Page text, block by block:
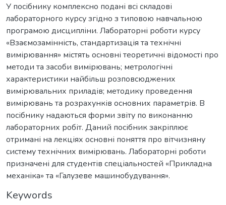
У посібнику комплексно подані всі складові
лабораторного курсу згідно з типовою навчальною
програмою дисципліни. Лабораторні роботи курсу
«Взаємозамінність, стандартизація та технічні
вимірювання» містять основні теоретичні відомості про
методи та засоби вимірювань; метрологічні
характеристики найбільш розповсюджених
вимірювальних приладів; методику проведення
вимірювань та розрахунків основних параметрів. В
посібнику надаються форми звіту по виконанню
лабораторних робіт. Даний посібник закріплює
отримані на лекціях основні поняття про вітчизняну
систему технічних вимірювань. Лабораторні роботи
призначені для студентів спеціальностей «Прикладна
механіка» та «Галузеве машинобудування».
Keywords